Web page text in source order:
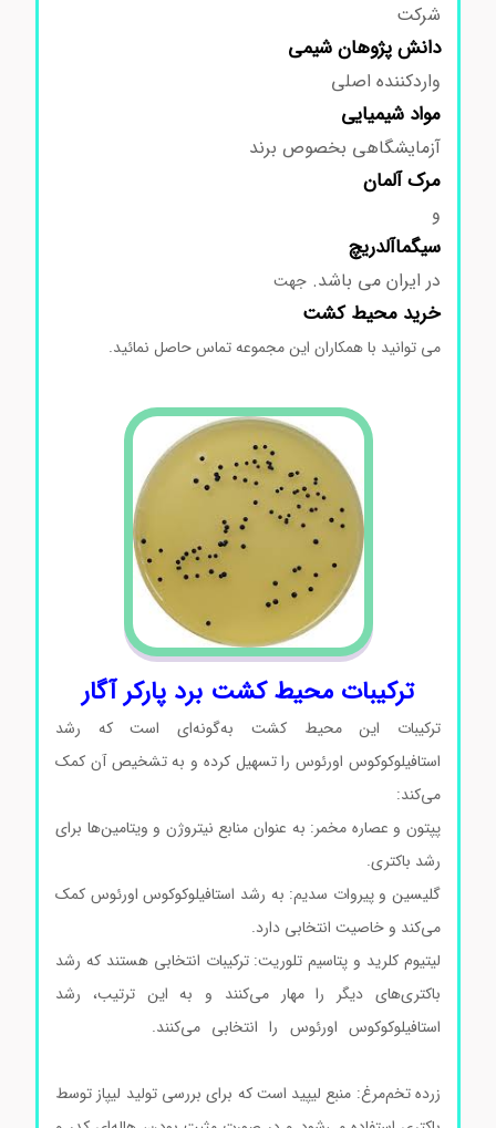
شرکت
دانش پژوهان شیمی
واردکننده اصلی
موادشیمیایی
آزمایشگاهی بخصوص برند
مرکآلمان
سیگماآلدریچ
در ایران می باشد.جهت
خرید محیط کشت
می توانید با همکاران این مجموعه تماس حاصل نمائید.
ترکیبات محیط کشت برد پارکر آگار
ترکیبات این محیط کشت به‌گونه‌ای است که رشد
استافیلوکوکوس اورئوس را تسهیل کرده و به تشخیص آن کمک
می‌کند:
پپتون و عصاره مخمر: به عنوان منابع نیتروژن و ویتامین‌ها برای
رشد باکتری.محیط کشت بردپارکرآگار کد105406
گلیسین و پیروات سدیم: به رشد استافیلوکوکوس اورئوس کمک
می‌کند و خاصیت انتخابی دارد.
لیتیوم کلرید و پتاسیم تلوریت: ترکیبات انتخابی هستند که رشد
باکتری‌های دیگر را مهار می‌کنند و به این ترتیب، رشد
استافیلوکوکوس اورئوس را انتخابی می‌کنند.محیط کشت
زرده تخم‌مرغ: منبع لیپید است که برای بررسی تولید لیپاز توسط